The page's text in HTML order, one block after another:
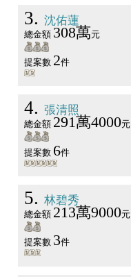
3 沈佑蓮
總金額 308萬元
提案數 2件
4 張清照
總金額 291萬4000元
提案數 6件
5 林碧秀
總金額 213萬9000元
提案數 3件